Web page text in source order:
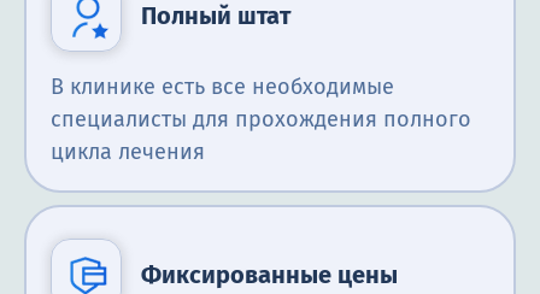
Полный штат
В клинике есть все необходимые
специалисты для прохождения полного
цикла лечения
Фиксированные цены